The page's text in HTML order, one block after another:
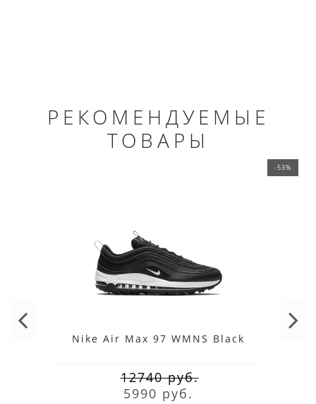
РЕКОМЕНДУЕМЫЕ
ТОВАРЫ
-53%
Nike Air Max 97 WMNS Black
12740 руб.
5990 руб.